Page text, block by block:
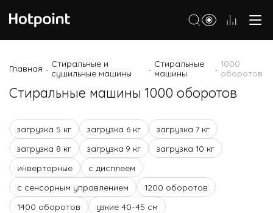
Морозильные камеры
Стиральные и сушильные машины
Посудомоечные машины
Варочные панели
Духовые шкафы
Кухонные плиты
Главная - Стиральные и
сушильные машины - Стиральные
машины - 1000
оборотов
Стиральные машины 1000 оборотов
загрузка 5 кг загрузка 6 кг
загрузка 7 кг
загрузка 8 кг
загрузка 9 кг
загрузка 10 кг
инверторные
с дисплеем
с сенсорным управлением
1200 оборотов
1400 оборотов
узкие 40-45 см